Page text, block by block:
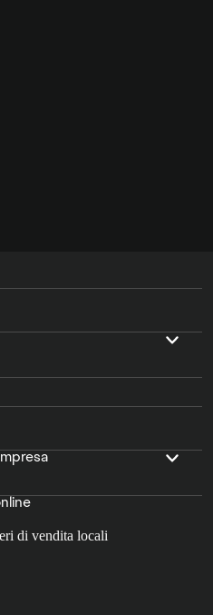
di vendita locali